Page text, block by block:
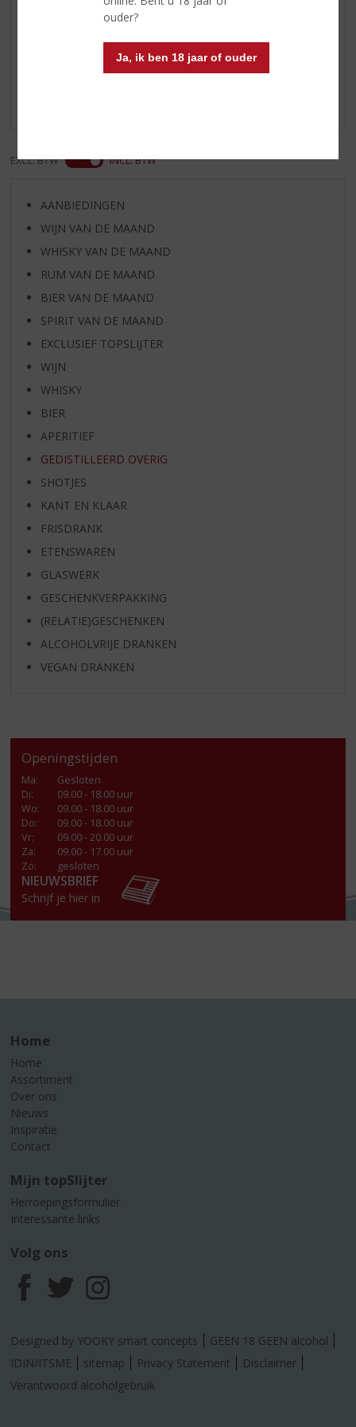
ouder?
Ja, ik ben 18 jaar of ouder
Reviews
Schrijf een review
EXCL. BTW INCL. BTW
AANBIEDINGEN
WIJN VAN DE MAAND
WHISKY VAN DE MAAND
RUM VAN DE MAAND
BIER VAN DE MAAND
SPIRIT VAN DE MAAND
EXCLUSIEF TOPSLIJTER
WIJN
WHISKY
BIER
APERITIEF
GEDISTILLEERD OVERIG
SHOTJES
KANT EN KLAAR
FRISDRANK
ETENSWAREN
GLASWERK
GESCHENKVERPAKKING
(RELATIE)GESCHENKEN
ALCOHOLVRIJE DRANKEN
VEGAN DRANKEN
Openingstijden
Ma:
Gesloten
Di:
09.00 - 18.00 uur
Wo:
09.00 - 18.00 uur
Do:
09.00 - 18.00 uur
Vr:
09.00 - 20.00 uur
Za:
09.00 - 17.00 uur
Zo:
gesloten
NIEUWSBRIEF
Schrijf je hier in
Home
Home
Assortiment
Over ons
Nieuws
Inspiratie
Contact
Mijn topSlijter
Herroepingsformulier
Interessante links
Volg ons
F
a
c
T
w
i
I
n
s
Designed by YOOKY smart concepts
GEEN 18 GEEN alcohol
IDIN/ITSME
sitemap Privacy Statement
Disclaimer
Verantwoord alcoholgebruik